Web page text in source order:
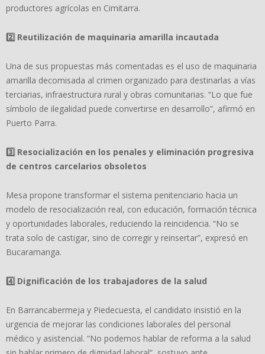
productores agrícolas en Cimitarra.
2️Reutilización de maquinaria amarilla incautada
Una de sus propuestas más comentadas es el uso de maquinaria
amarilla decomisada al crimen organizado para destinarlas a vías
terciarias, infraestructura rural y obras comunitarias. “Lo que fue
símbolo de ilegalidad puede convertirse en desarrollo”, afirmó en
Puerto Parra.
3️Resocialización en los penales y eliminación progresiva
de centros carcelarios obsoletos
Mesa propone transformar el sistema penitenciario hacia un
modelo de resocialización real, con educación, formación técnica
y oportunidades laborales, reduciendo la reincidencia. “No se
trata solo de castigar, sino de corregir y reinsertar”, expresó en
Bucaramanga.
4️Dignificación de los trabajadores de la salud
En Barrancabermeja y Piedecuesta, el candidato insistió en la
urgencia de mejorar las condiciones laborales del personal
médico y asistencial. “No podemos hablar de reforma a la salud